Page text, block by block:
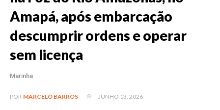
Amapá, após embarcação
descumprir ordens e operar
sem licença
Marinha
POR MARCELO BARROS JUNHO 13, 2026